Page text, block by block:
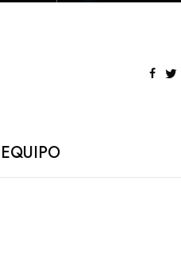
EQUIPO